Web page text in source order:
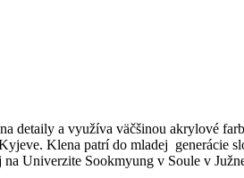
a využíva väčšinou akrylové
Klena patrí do mladej generácie
Univerzite Sookmyung v Soule v